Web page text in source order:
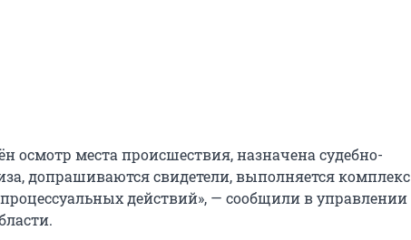
осмотр места происшествия, назначена судебно-
допрашиваются свидетели, выполняется комплекс
действий», — сообщили в управлении